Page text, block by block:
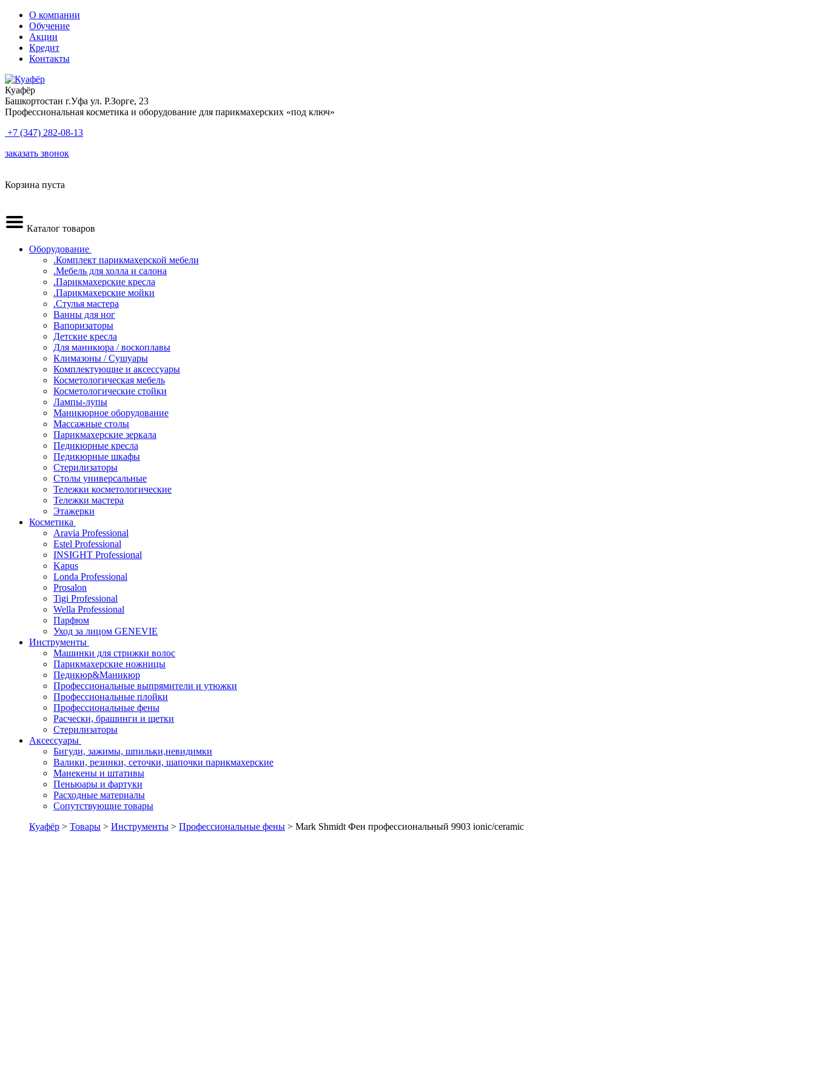
О компании
Обучение
Акции
Кредит
Контакты
Куафёр
Башкортостан г.Уфа ул. Р.Зорге, 23
Профессиональная косметика и оборудование для парикмахерских «под ключ»
+7 (347) 282-08-13
заказать звонок
Корзина пуста
Каталог товаров
Оборудование
.Комплект парикмахерской мебели
.Мебель для холла и салона
.Парикмахерские кресла
.Парикмахерские мойки
.Стулья мастера
Ванны для ног
Вапоризаторы
Детские кресла
Для маникюра / воскоплавы
Климазоны / Сушуары
Комплектующие и аксессуары
Косметологическая мебель
Косметологические стойки
Лампы-лупы
Маникюрное оборудование
Массажные столы
Парикмахерские зеркала
Педикюрные кресла
Педикюрные шкафы
Стерилизаторы
Столы универсальные
Тележки косметологические
Тележки мастера
Этажерки
Косметика
Aravia Professional
Estel Professional
INSIGHT Professional
Kapus
Londa Professional
Prosalon
Tigi Professional
Wella Professional
Парфюм
Уход за лицом GENEVIE
Инструменты
Машинки для стрижки волос
Парикмахерские ножницы
Педикюр&Маникюр
Профессиональные выпрямители и утюжки
Профессиональные плойки
Профессиональные фены
Расчески, брашинги и щетки
Стерилизаторы
Аксессуары
Бигуди, зажимы, шпильки,невидимки
Валики, резинки, сеточки, шапочки парикмахерские
Манекены и штативы
Пеньюары и фартуки
Расходные материалы
Сопутствующие товары
Куафёр > Товары > Инструменты > Профессиональные фены > Mark Shmidt Фен профессиональный 9903 ionic/ceramic